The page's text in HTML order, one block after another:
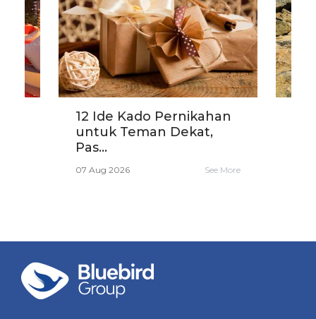
12 Ide Kado Pernikahan
untuk Teman Dekat,
Pas...
07 Aug 2026 See More